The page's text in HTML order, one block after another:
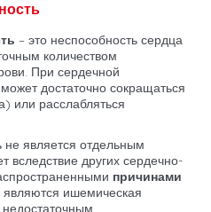
– это неспособность сердца
количеством
При сердечной
достаточно сокращаться
или расслабляться
не является отдельным
вследствие других сердечно-
причинами
являются ишемическая